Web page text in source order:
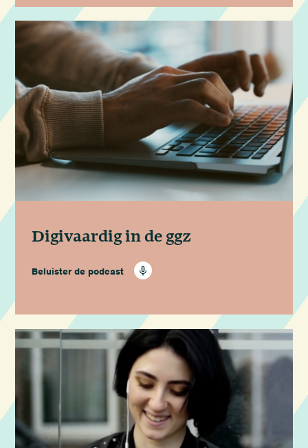
Digivaardig in de ggz
Beluister de podcast